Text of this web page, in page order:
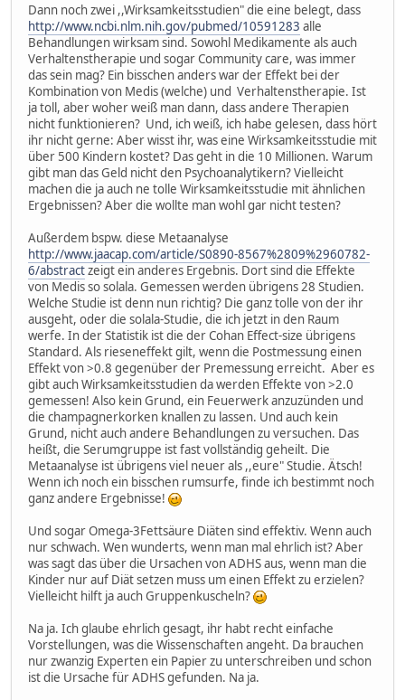
Dann noch zwei ,,Wirksamkeitsstudien" die eine belegt, dass
http://www.ncbi.nlm.nih.gov/pubmed/10591283 alle
Behandlungen wirksam sind. Sowohl Medikamente als auch
Verhaltenstherapie und sogar Community care, was immer
das sein mag? Ein bisschen anders war der Effekt bei der
Kombination von Medis (welche) und Verhaltenstherapie. Ist
ja toll, aber woher weiß man dann, dass andere Therapien
nicht funktionieren? Und, ich weiß, ich habe gelesen, dass hört
ihr nicht gerne: Aber wisst ihr, was eine Wirksamkeitsstudie mit
über 500 Kindern kostet? Das geht in die 10 Millionen. Warum
gibt man das Geld nicht den Psychoanalytikern? Vielleicht
machen die ja auch ne tolle Wirksamkeitsstudie mit ähnlichen
Ergebnissen? Aber die wollte man wohl gar nicht testen?
Außerdem bspw. diese Metaanalyse
http://www.jaacap.com/article/S0890-8567%2809%2960782-
6/abstractzeigt ein anderes Ergebnis. Dort sind die Effekte
von Medis so solala. Gemessen werden übrigens 28 Studien.
Welche Studie ist denn nun richtig? Die ganz tolle von der ihr
ausgeht, oder die solala-Studie, die ich jetzt in den Raum
werfe. In der Statistik ist die der Cohan Effect-size übrigens
Standard. Als rieseneffekt gilt, wenn die Postmessung einen
Effekt von >0.8 gegenüber der Premessung erreicht. Aber es
gibt auch Wirksamkeitsstudien da werden Effekte von >2.0
gemessen! Also kein Grund, ein Feuerwerk anzuzünden und
die champagnerkorken knallen zu lassen. Und auch kein
Grund, nicht auch andere Behandlungen zu versuchen. Das
heißt, die Serumgruppe ist fast vollständig geheilt. Die
Metaanalyse ist übrigens viel neuer als ,,eure" Studie. Ätsch!
Wenn ich noch ein bisschen rumsurfe, finde ich bestimmt noch
ganz andere Ergebnisse!
Und sogar Omega-3Fettsäure Diäten sind effektiv. Wenn auch
nur schwach. Wen wunderts, wenn man mal ehrlich ist? Aber
was sagt das über die Ursachen von ADHS aus, wenn man die
Kinder nur auf Diät setzen muss um einen Effekt zu erzielen?
Vielleicht hilft ja auch Gruppenkuscheln?
Na ja. Ich glaube ehrlich gesagt, ihr habt recht einfache
Vorstellungen, was die Wissenschaften angeht. Da brauchen
nur zwanzig Experten ein Papier zu unterschreiben und schon
ist die Ursache für ADHS gefunden. Na ja.